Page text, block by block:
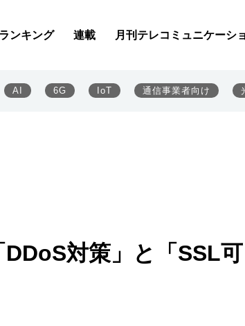
ランキング 連載 月刊テレコミュニケーシ
AI 6G IoT 通信事業者向け
対策」と「SSL可